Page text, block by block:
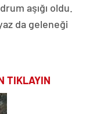
aşığı oldu.
da geleneği
TIKLAYIN